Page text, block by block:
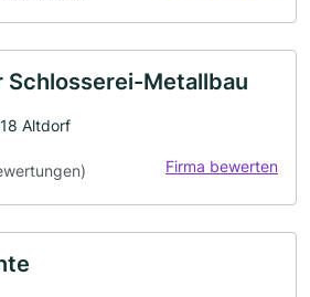
Schlosserei-Metallbau
Altdorf
Firma bewerten